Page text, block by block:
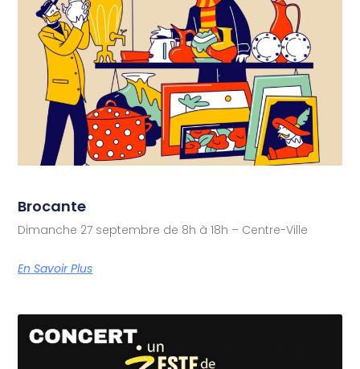
Brocante
Dimanche 27 septembre de 8h à 18h – Centre-Ville
En Savoir Plus